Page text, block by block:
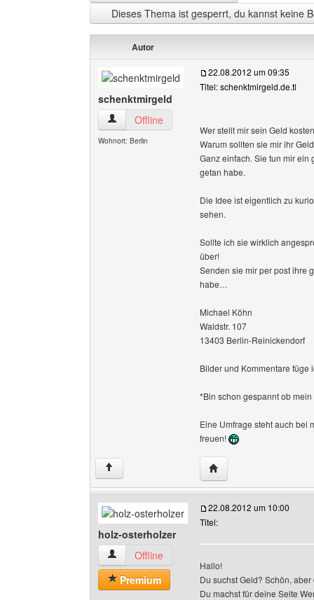
Dieses Thema ist gesperrt, du kannst keine
Autor
schenktmirgeld
schenktmirgeld Benutzer-Profile anzeigen
Offline
Wohnort: Berlin
22.08.2012 um 09:35
Titel: schenktmirgeld.de.tl
Wer stellt mir sein Geld
Warum sollten sie mir ihr
Ganz einfach. Sie tun mir ein
getan habe.
Die Idee ist eigentlich zu
sehen.
Sollte ich sie wirklich
über!
Senden sie mir per post ihre
habe…
Michael Köhn
Waldstr. 107
13403 Berlin-Reinickendorf
Bilder und Kommentare
*Bin schon gespannt ob
Eine Umfrage steht auch bei
freuen!
↑ Website dieses
holz-osterholzer
holz-osterholzer Benutzer-Profile anzeigen
Offline
Premium
22.08.2012 um 10:00
Titel:
Hallo!
Du suchst Geld? Schön,
Du machst für deine Seite